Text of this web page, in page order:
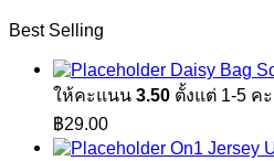
Best Selling
Daisy Bag
ให้คะแนน 3.50 ตั้งแต่ 1-5 ค
฿29.00
On1 Jersey